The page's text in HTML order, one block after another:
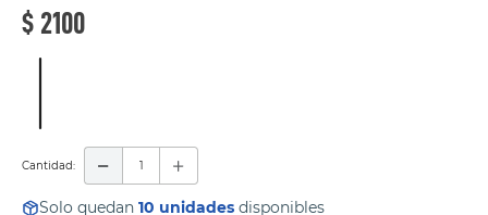
crypton
$ 2100
Cantidad
Solo quedan 10 unidades disponibles